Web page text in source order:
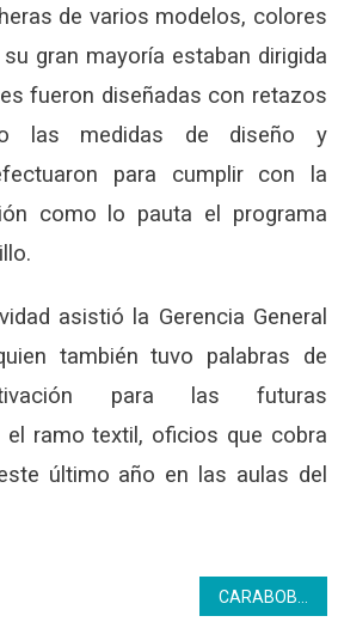
de varios modelos, colores
gran mayoría estaban dirigida
fueron diseñadas con retazos
las medidas de diseño y
para cumplir con la
como lo pauta el programa
asistió la Gerencia General
también tuvo palabras de
para las futuras
el ramo textil, oficios que cobra
último año en las aulas del